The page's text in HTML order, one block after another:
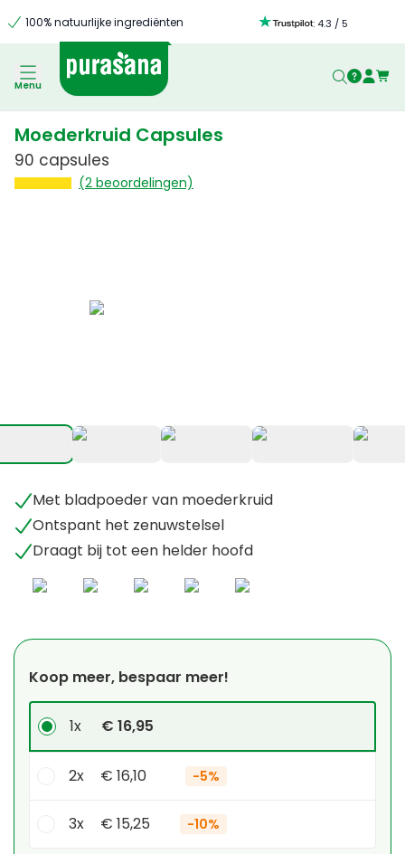
100% natuurlijke ingrediënten : 4.3 /5
Menu
Moederkruid Capsules
90 capsules
(2 beoordelingen)
Met bladpoeder van moederkruid
Ontspant het zenuwstelsel
Draagt bij tot een helder hoofd
Koop meer, bespaar meer!
1x € 16,95
2x € 16,10 -5%
3x € 15,25 -10%